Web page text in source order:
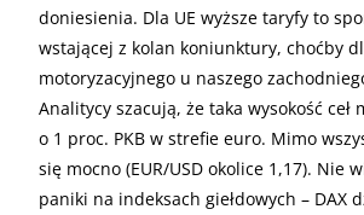
doniesienia. Dla UE wyższe taryfy to
wstającej z kolan koniunktury, choćby
motoryzacyjnego u naszego
Analitycy szacują, że taka wysokość ceł
o 1 proc. PKB w strefie euro. Mimo
się mocno (EUR/USD okolice 1,17). Nie
paniki na indeksach giełdowych – DAX